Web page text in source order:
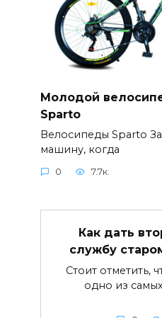
Молодой
Sparto
Велосипеды Sparto
машину, когда
0 7.7к.
Как дать
службу
Стоит отметить,
одно из